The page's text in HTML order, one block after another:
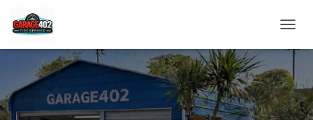
ビ
ー
シ
ョ
ン